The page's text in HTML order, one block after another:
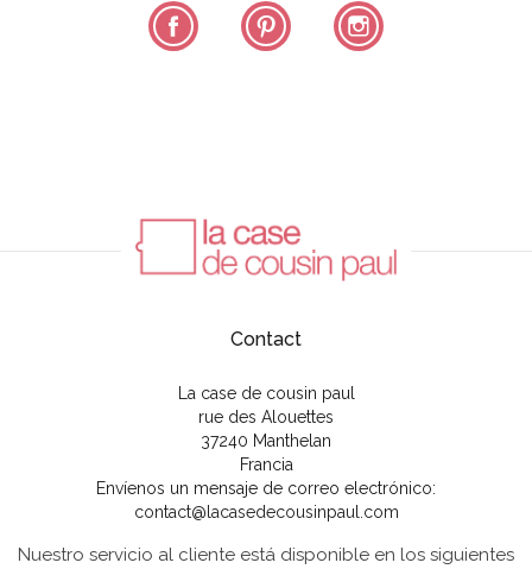
Facebook Pinterest
Contact
La case de cousin paul
rue des Alouettes
37240 Manthelan
Francia
Envíenos un mensaje de correo electrónico:
contact@lacasedecousinpaul.com
Nuestro servicio al cliente está disponible en los siguientes